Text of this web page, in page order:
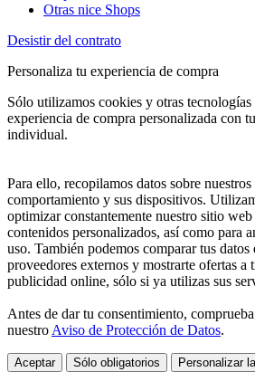
Otras nice Shops
Desistir del contrato
Personaliza tu experiencia de compra
Sólo utilizamos cookies y otras tecnologías
experiencia de compra personalizada con
individual.
Para ello, recopilamos datos sobre
comportamiento y sus dispositivos.
optimizar constantemente nuestro sitio
contenidos personalizados, así como para
uso. También podemos comparar tus datos
proveedores externos y mostrarte ofertas a
publicidad online, sólo si ya utilizas sus
Antes de dar tu consentimiento,
nuestroAviso de Protección de Datos.
Aceptar Sólo obligatorios Personalizar